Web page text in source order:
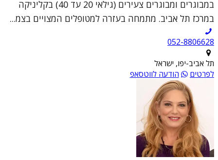
במבוגרים ומבוגרים צעירים (גילאי 20 עד 40) בקליניקה
במרכז תל אביב. מתמחה בעזרה למטופלים המצויים בצמ...
052-8806628
תל אביב-יפו, ישראל
לפרטים
הודעה לווטסאפ